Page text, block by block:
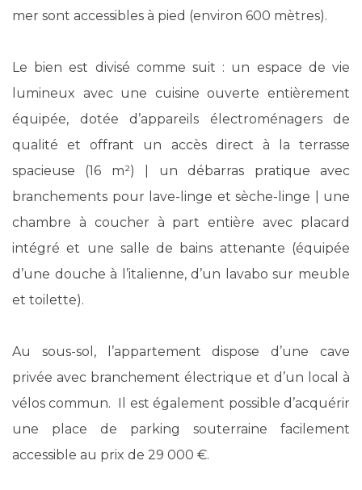
mer sont accessibles à pied (environ 600 mètres).
Le bien est divisé comme suit : un espace de vie
lumineux avec une cuisine ouverte entièrement
équipée, dotée d’appareils électroménagers de
qualité et offrant un accès direct à la terrasse
spacieuse (16 m²) | un débarras pratique avec
branchements pour lave-linge et sèche-linge | une
chambre à coucher à part entière avec placard
intégré et une salle de bains attenante (équipée
d’une douche à l’italienne, d’un lavabo sur meuble
et toilette).
Au sous-sol, l’appartement dispose d’une cave
privée avec branchement électrique et d’un local à
vélos commun. Il est également possible d’acquérir
une place de parking souterraine facilement
accessible au prix de 29 000 €.